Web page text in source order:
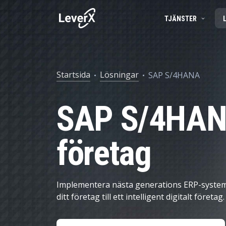
TJÄNSTER
APPLIKATIONSTJÄNSTER
SAP I MOLNET
ARTIFICIELL INTELLIGENS (AI)
SAP S/4HANA-LÖSNINGAR
Produktlivscykelhantering
Försörjningskedjehantering
Spend Management
Ekonomistyrning
Marknadsföring och försäljning
PRODUKTER
SAP EWM
Startsida Lösningar SAP S/4HANA
SAP S/
företag
Implementera nästa generations ERP-
ditt företag till ett intelligent digitalt företag.